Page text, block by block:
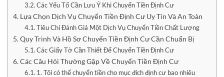
Các Yếu Tố Cần Lưu Ý Khi Chuyển Tiền Định Cư
Lựa Chọn Dịch Vụ Chuyển Tiền Định Cư Uy Tín Và An Toàn
Tiêu Chí Đánh Giá Một Dịch Vụ Chuyển Tiền Chất Lượng
Quy Trình Và Hồ Sơ Chuyển Tiền Định Cư Cần Chuẩn Bị
Các Giấy Tờ Cần Thiết Để Chuyển Tiền Định Cư
Các Câu Hỏi Thường Gặp Về Chuyển Tiền Định Cư
1. Tôi có thể chuyển tiền cho mục đích định cư bao nhiêu